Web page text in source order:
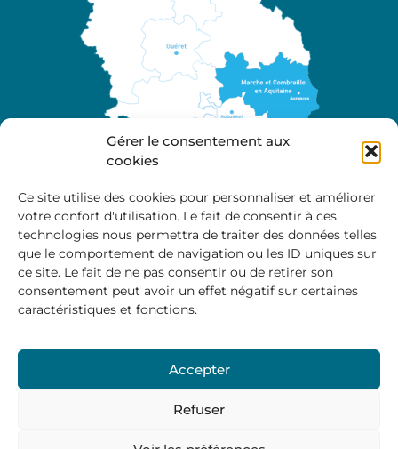
Gérer le consentement aux
cookies
Ce site utilise des cookies pour personnaliser et améliorer
votre confort d'utilisation. Le fait de consentir à ces
technologies nous permettra de traiter des données telles
que le comportement de navigation ou les ID uniques sur
ce site. Le fait de ne pas consentir ou de retirer son
consentement peut avoir un effet négatif sur certaines
caractéristiques et fonctions.
Accepter
Refuser
A propos
Site officiel de la Communauté de Communes
Marche et Combraille en Aquitaine
Horaires d’ouverture :
9:00 – 12:00 / 14:00 – 17:00
Vendredi: 9:00 – 12:00